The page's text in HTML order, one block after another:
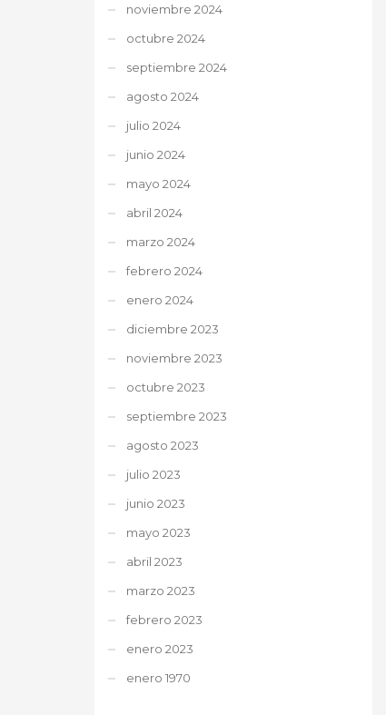
noviembre 2024
octubre 2024
septiembre 2024
agosto 2024
julio 2024
junio 2024
mayo 2024
abril 2024
marzo 2024
febrero 2024
enero 2024
diciembre 2023
noviembre 2023
octubre 2023
septiembre 2023
agosto 2023
julio 2023
junio 2023
mayo 2023
abril 2023
marzo 2023
febrero 2023
enero 2023
enero 1970